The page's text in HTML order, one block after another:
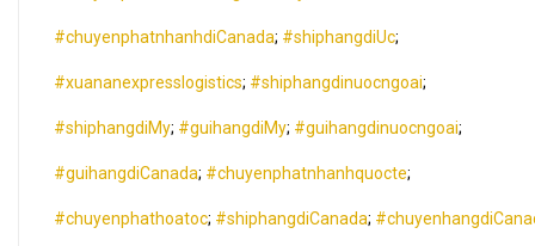
#chuyenphatnhanhdiCanada; #shiphangdiUc;
#xuananexpresslogistics; #shiphangdinuocngoai;
#shiphangdiMy; #guihangdiMy; #guihangdinuocngoai;
#guihangdiCanada; #chuyenphatnhanhquocte;
#chuyenphathoatoc; #shiphangdiCanada;